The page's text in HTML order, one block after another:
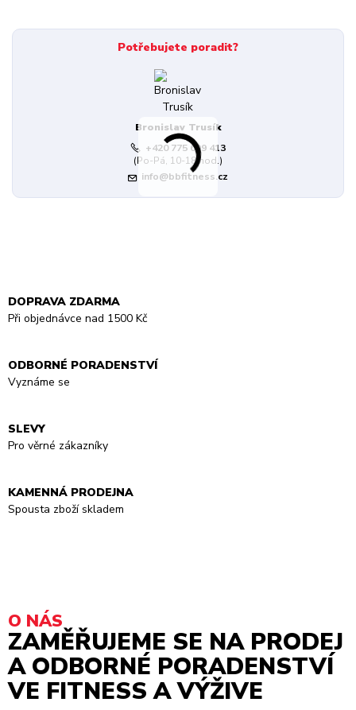
Potřebujete poradit?
Bronislav Trusík
+420 775 699 413
(Po-Pá, 10-18 hod.)
info@bbfitness.cz
DOPRAVA ZDARMA
Při objednávce nad 1500 Kč
ODBORNÉ PORADENSTVÍ
Vyznáme se
SLEVY
Pro věrné zákazníky
KAMENNÁ PRODEJNA
Spousta zboží skladem
O NÁS
ZAMĚŘUJEME SE NA PRODEJ
A ODBORNÉ PORADENSTVÍ
VE FITNESS A VÝŽIVE